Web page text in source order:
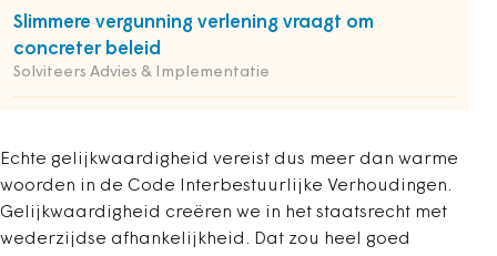
Slimmere vergunning verlening vraagt om
concreter beleid
Solviteers Advies & Implementatie
Echte gelijkwaardigheid vereist dus meer dan warme
woorden in de Code Interbestuurlijke Verhoudingen.
Gelijkwaardigheid creëren we in het staatsrecht met
wederzijdse afhankelijkheid. Dat zou heel goed